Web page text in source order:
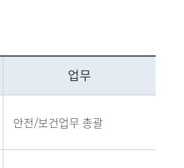
록하시겠습니까?
업무
안전/보건업무 총괄